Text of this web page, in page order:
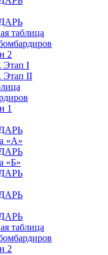
таблица
2
I
II
1
«А»
«Б»
таблица
2